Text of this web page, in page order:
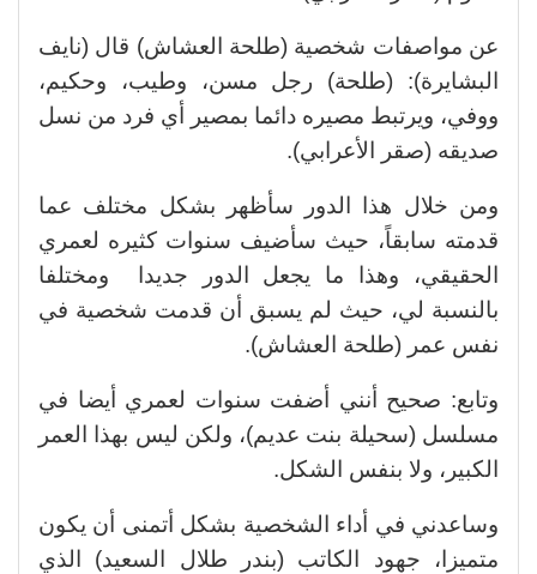
عن مواصفات شخصية (طلحة العشاش) قال (نايف
البشايرة): (طلحة) رجل مسن، وطيب، وحكيم،
ووفي، ويرتبط مصيره دائما بمصير أي فرد من نسل
صديقه (صقر الأعرابي).
ومن خلال هذا الدور سأظهر بشكل مختلف عما
قدمته سابقاً، حيث سأضيف سنوات كثيره لعمري
الحقيقي، وهذا ما يجعل الدور جديدا ومختلفا
بالنسبة لي، حيث لم يسبق أن قدمت شخصية في
نفس عمر (طلحة العشاش).
وتابع: صحيح أنني أضفت سنوات لعمري أيضا في
مسلسل (سحيلة بنت عديم)، ولكن ليس بهذا العمر
الكبير، ولا بنفس الشكل.
وساعدني في أداء الشخصية بشكل أتمنى أن يكون
متميزا، جهود الكاتب (بندر طلال السعيد) الذي